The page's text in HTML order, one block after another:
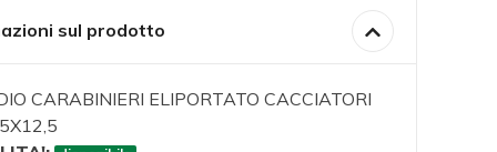
sul prodotto
CARABINIERI ELIPORTATO CACCIATORI